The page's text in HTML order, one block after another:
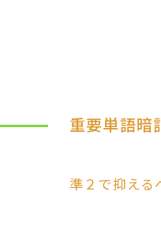
重要単語暗
準２で抑える